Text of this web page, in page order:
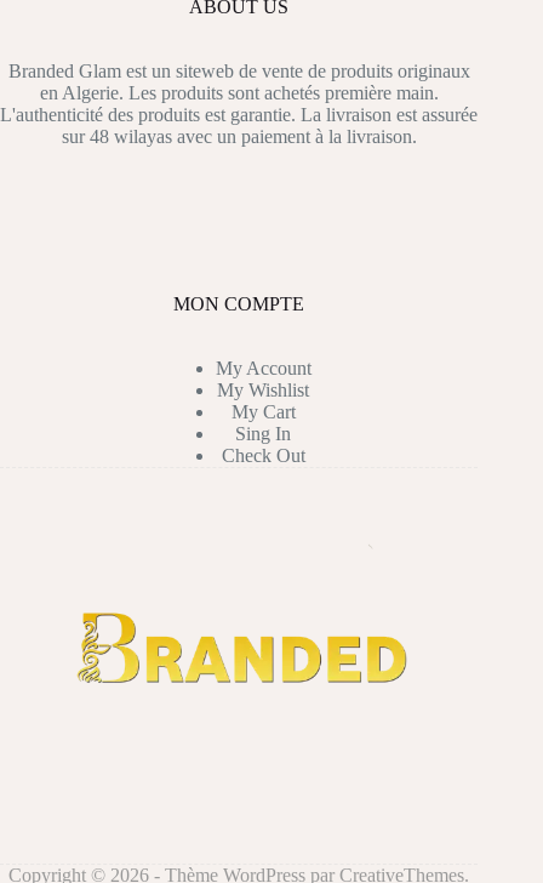
ABOUT US
Branded Glam est un siteweb de vente de produits originaux
en Algerie. Les produits sont achetés première main.
L'authenticité des produits est garantie. La livraison est assurée
sur 48 wilayas avec un paiement à la livraison.
MON COMPTE
My Account
My Wishlist
My Cart
Sing In
Check Out
Copyright © 2026 - Thème WordPress parCreativeThemes.